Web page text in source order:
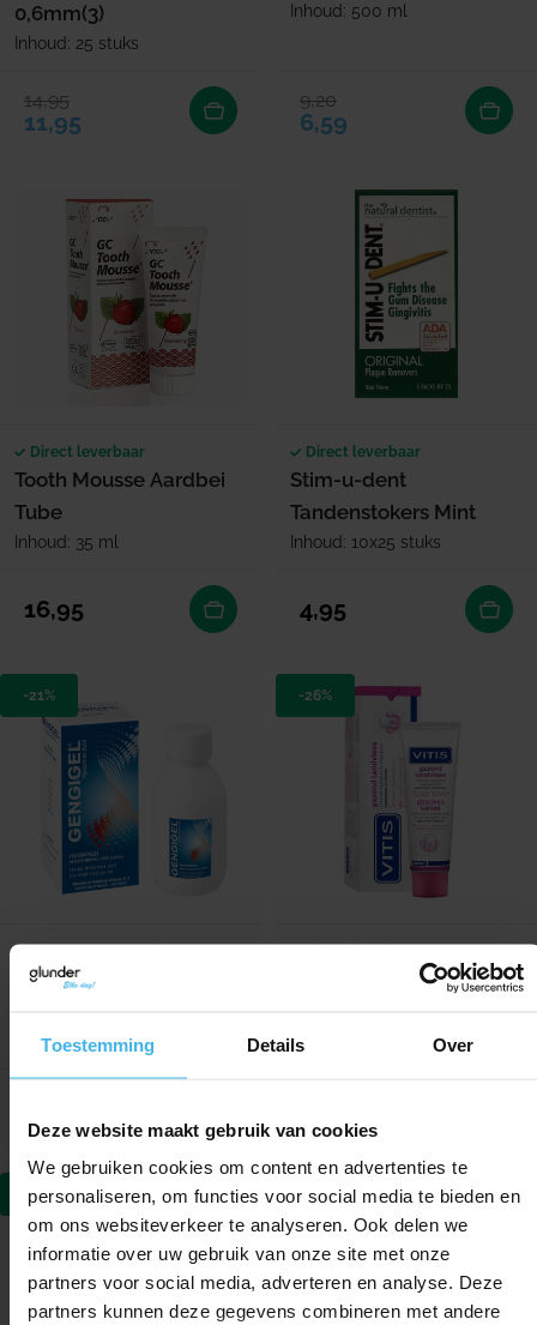
Toestemming Details Over
Deze website maakt gebruik van cookies
We gebruiken cookies om content en advertenties te
personaliseren, om functies voor social media te bieden en
om ons websiteverkeer te analyseren. Ook delen we
informatie over uw gebruik van onze site met onze
partners voor social media, adverteren en analyse. Deze
partners kunnen deze gegevens combineren met andere
0,6mm(3)
Inhoud: 25 stuks
Verkoopprijs
11,95
Normale prijs
14,95
Inhoud: 500 ml
Verkoopprijs
6,59
Normale prijs
9,20
Direct leverbaar
Tooth Mousse Aardbei
Tube
Inhoud: 35 ml
Normale prijs
16,95
Direct leverbaar
Stim-u-dent
Tandenstokers Mint
Inhoud: 10x25 stuks
Normale prijs
4,95
-21%
Gengigel Mondspoeling
6,99
-26%
Vitis Gezond Tandvlees
Inhoud: 75 ml
4,99
-25%